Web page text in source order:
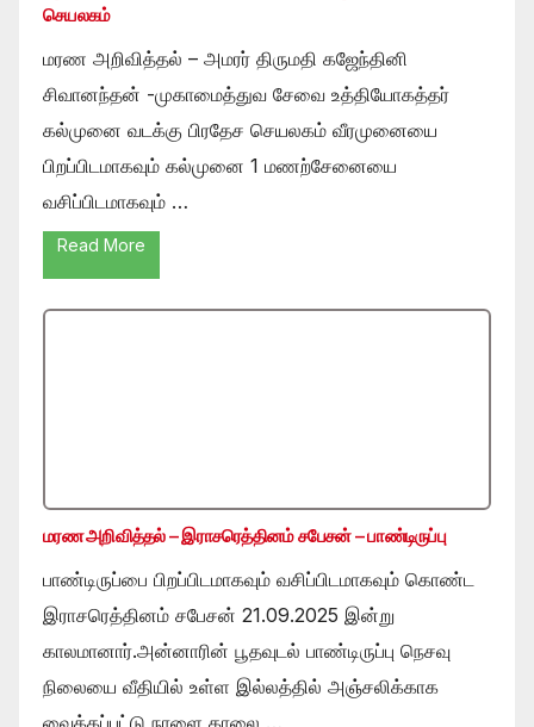
செயலகம்
மரண அறிவித்தல் – அமரர் திருமதி கஜேந்தினி
சிவானந்தன் -முகாமைத்துவ சேவை உத்தியோகத்தர்
கல்முனை வடக்கு பிரதேச செயலகம் வீரமுனையை
பிறப்பிடமாகவும் கல்முனை 1 மணற்சேனையை
வசிப்பிடமாகவும் …
Read More
மரண அறிவித்தல் – இராசரெத்தினம் சபேசன் – பாண்டிருப்பு
பாண்டிருப்பை பிறப்பிடமாகவும் வசிப்பிடமாகவும் கொண்ட
இராசரெத்தினம் சபேசன் 21.09.2025 இன்று
காலமானார்.அன்னாரின் பூதவுடல் பாண்டிருப்பு நெசவு
நிலையை வீதியில் உள்ள இல்லத்தில் அஞ்சலிக்காக
வைக்கப்பட்டு நாளை காலை …